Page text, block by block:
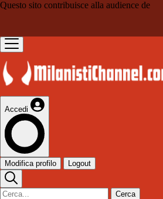
Questo sito contribuisce alla audience de
Accedi
Modifica profilo Logout
Cerca